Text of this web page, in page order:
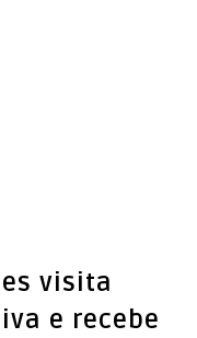
visita
e recebe